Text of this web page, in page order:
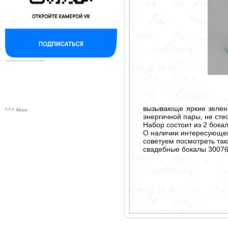
--------------------------
*-*-* 4box
вызывающе яркие
энергичной пары, не
Набор состоит из 2
О наличии
советуем посмотреть
свадебные бокалы